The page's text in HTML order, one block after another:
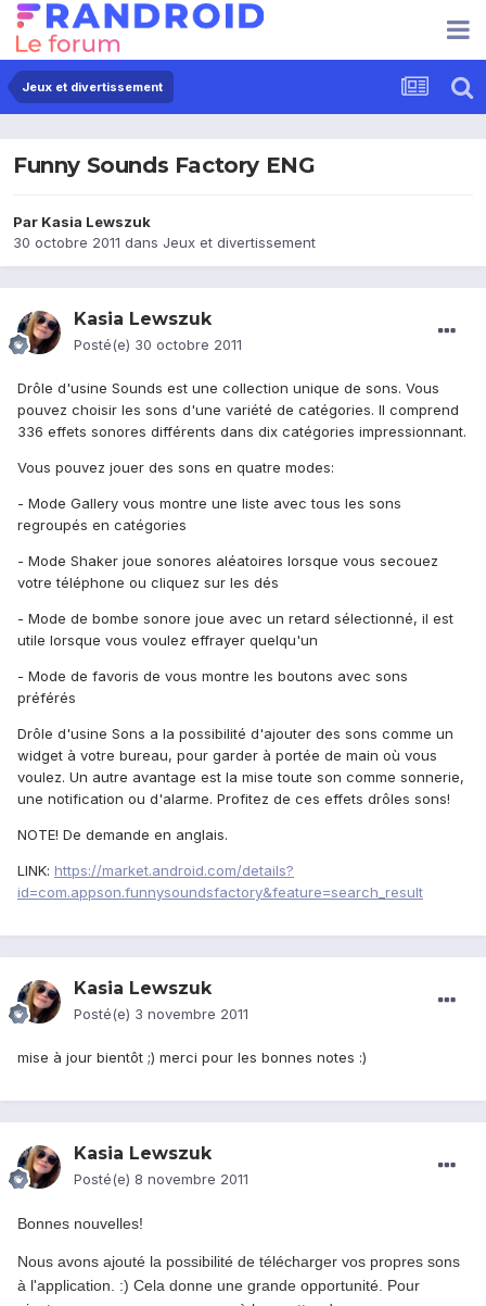
Jeux et divertissement
Funny Sounds Factory ENG
Par Kasia Lewszuk
30 octobre 2011 dans Jeux et divertissement
Kasia Lewszuk
Posté(e) 30 octobre 2011
Drôle d'usine Sounds est une collection unique de sons. Vous
pouvez choisir les sons d'une variété de catégories. Il comprend
336 effets sonores différents dans dix catégories impressionnant.
Vous pouvez jouer des sons en quatre modes:
- Mode Gallery vous montre une liste avec tous les sons
regroupés en catégories
- Mode Shaker joue sonores aléatoires lorsque vous secouez
votre téléphone ou cliquez sur les dés
- Mode de bombe sonore joue avec un retard sélectionné, il est
utile lorsque vous voulez effrayer quelqu'un
- Mode de favoris de vous montre les boutons avec sons
préférés
Drôle d'usine Sons a la possibilité d'ajouter des sons comme un
widget à votre bureau, pour garder à portée de main où vous
voulez. Un autre avantage est la mise toute son comme sonnerie,
une notification ou d'alarme. Profitez de ces effets drôles sons!
NOTE! De demande en anglais.
LINK: https://market.android.com/details?
id=com.appson.funnysoundsfactory&feature=search_result
Kasia Lewszuk
Posté(e) 3 novembre 2011
mise à jour bientôt ;) merci pour les bonnes notes :)
Kasia Lewszuk
Posté(e) 8 novembre 2011
Bonnes nouvelles!
Nous avons ajouté la possibilité de télécharger vos propres sons
à l'application. :) Cela donne une grande opportunité. Pour